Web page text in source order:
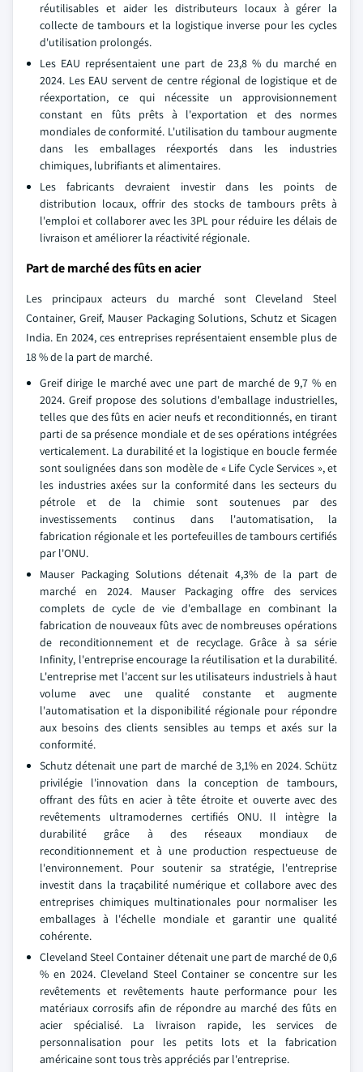
réutilisables et aider les distributeurs locaux à gérer la
collecte de tambours et la logistique inverse pour les cycles
d'utilisation prolongés.
Les EAU représentaient une part de 23,8 % du marché en
2024. Les EAU servent de centre régional de logistique et de
réexportation, ce qui nécessite un approvisionnement
constant en fûts prêts à l'exportation et des normes
mondiales de conformité. L'utilisation du tambour augmente
dans les emballages réexportés dans les industries
chimiques, lubrifiants et alimentaires.
Les fabricants devraient investir dans les points de
distribution locaux, offrir des stocks de tambours prêts à
l'emploi et collaborer avec les 3PL pour réduire les délais de
livraison et améliorer la réactivité régionale.
Part de marché des fûts en acier
Les principaux acteurs du marché sont Cleveland Steel
Container, Greif, Mauser Packaging Solutions, Schutz et Sicagen
India. En 2024, ces entreprises représentaient ensemble plus de
18 % de la part de marché.
Greif dirige le marché avec une part de marché de 9,7 % en
2024. Greif propose des solutions d'emballage industrielles,
telles que des fûts en acier neufs et reconditionnés, en tirant
parti de sa présence mondiale et de ses opérations intégrées
verticalement. La durabilité et la logistique en boucle fermée
sont soulignées dans son modèle de « Life Cycle Services », et
les industries axées sur la conformité dans les secteurs du
pétrole et de la chimie sont soutenues par des
investissements continus dans l'automatisation, la
fabrication régionale et les portefeuilles de tambours certifiés
par l'ONU.
Mauser Packaging Solutions détenait 4,3% de la part de
marché en 2024. Mauser Packaging offre des services
complets de cycle de vie d'emballage en combinant la
fabrication de nouveaux fûts avec de nombreuses opérations
de reconditionnement et de recyclage. Grâce à sa série
Infinity, l'entreprise encourage la réutilisation et la durabilité.
L'entreprise met l'accent sur les utilisateurs industriels à haut
volume avec une qualité constante et augmente
l'automatisation et la disponibilité régionale pour répondre
aux besoins des clients sensibles au temps et axés sur la
conformité.
Schutz détenait une part de marché de 3,1% en 2024. Schütz
privilégie l'innovation dans la conception de tambours,
offrant des fûts en acier à tête étroite et ouverte avec des
revêtements ultramodernes certifiés ONU. Il intègre la
durabilité grâce à des réseaux mondiaux de
reconditionnement et à une production respectueuse de
l'environnement. Pour soutenir sa stratégie, l'entreprise
investit dans la traçabilité numérique et collabore avec des
entreprises chimiques multinationales pour normaliser les
emballages à l'échelle mondiale et garantir une qualité
cohérente.
Cleveland Steel Container détenait une part de marché de 0,6
% en 2024. Cleveland Steel Container se concentre sur les
revêtements et revêtements haute performance pour les
matériaux corrosifs afin de répondre au marché des fûts en
acier spécialisé. La livraison rapide, les services de
personnalisation pour les petits lots et la fabrication
américaine sont tous très appréciés par l'entreprise.